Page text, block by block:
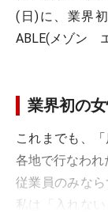
(日)に、業界
ABLE(メゾン
業界初の
これまでも、
各地で行なわれ
従業員のみな
私は「入れな